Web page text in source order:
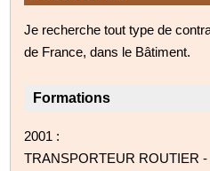
Je recherche tout type de
de France, dans le Bâtiment.
Formations
2001 :
TRANSPORTEUR ROUTIER